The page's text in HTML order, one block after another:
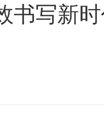
书写新